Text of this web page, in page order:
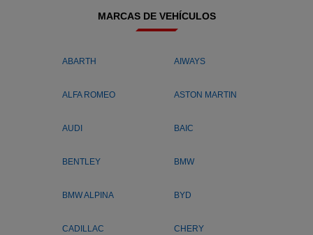
MARCAS DE VEHÍCULOS
ABARTH AIWAYS
ALFA ROMEO ASTON MARTIN
AUDI BAIC
BENTLEY BMW
BMW ALPINA BYD
CADILLAC CHERY